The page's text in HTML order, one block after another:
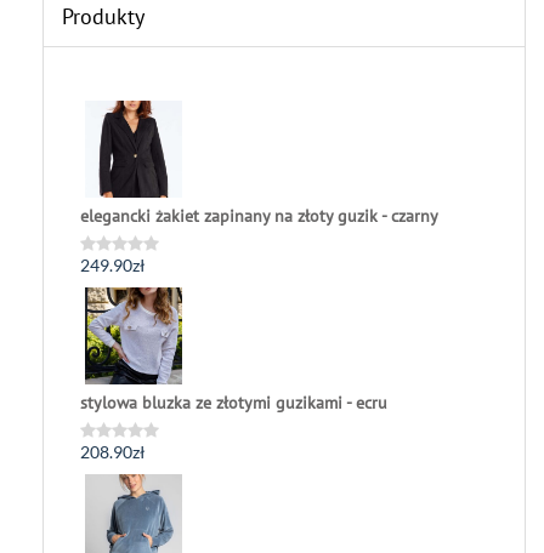
Produkty
elegancki żakiet zapinany na złoty guzik - czarny
Oceniono
0
na
5
249.90zł
stylowa bluzka ze złotymi guzikami - ecru
Oceniono
0
208.90zł